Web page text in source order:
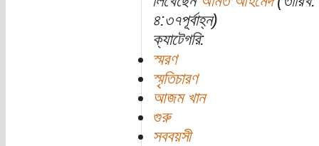
৪:৩৭পূর্বাহ্ন)
ক্যাটেগরি:
স্মরণ
স্মৃতিচারণ
আজম খান
গুরু
সববয়সী